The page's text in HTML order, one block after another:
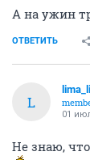
А на ужин
ОТВЕТИТЬ
L
01
Не знаю,